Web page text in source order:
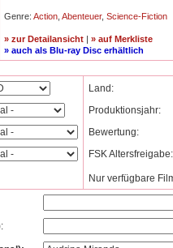
Genre: Action Abenteuer, Science-Fiction
» zur Detailansicht | » auf Merkliste
» auch als Blu-ray Disc erhältlich
Land:
Produktionsjahr:
Bewertung:
FSK Altersfreigabe:
Nur verfügbare